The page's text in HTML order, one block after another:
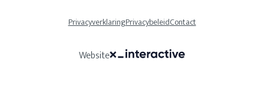
PrivacyverklaringPrivacybeleidContact
Website